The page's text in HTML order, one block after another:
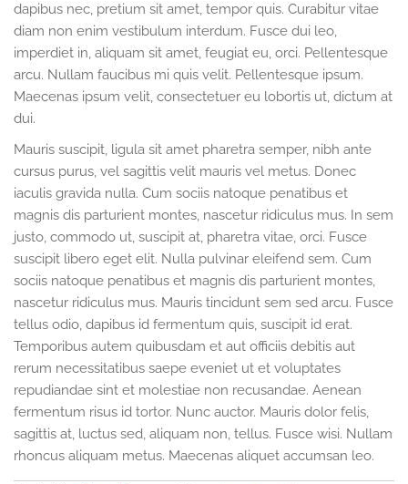
dapibus nec, pretium sit amet, tempor quis. Curabitur vitae
diam non enim vestibulum interdum. Fusce dui leo,
imperdiet in, aliquam sit amet, feugiat eu, orci. Pellentesque
arcu. Nullam faucibus mi quis velit. Pellentesque ipsum.
Maecenas ipsum velit, consectetuer eu lobortis ut, dictum at
dui.
Mauris suscipit, ligula sit amet pharetra semper, nibh ante
cursus purus, vel sagittis velit mauris vel metus. Donec
iaculis gravida nulla. Cum sociis natoque penatibus et
magnis dis parturient montes, nascetur ridiculus mus. In sem
justo, commodo ut, suscipit at, pharetra vitae, orci. Fusce
suscipit libero eget elit. Nulla pulvinar eleifend sem. Cum
sociis natoque penatibus et magnis dis parturient montes,
nascetur ridiculus mus. Mauris tincidunt sem sed arcu. Fusce
tellus odio, dapibus id fermentum quis, suscipit id erat.
Temporibus autem quibusdam et aut officiis debitis aut
rerum necessitatibus saepe eveniet ut et voluptates
repudiandae sint et molestiae non recusandae. Aenean
fermentum risus id tortor. Nunc auctor. Mauris dolor felis,
sagittis at, luctus sed, aliquam non, tellus. Fusce wisi. Nullam
rhoncus aliquam metus. Maecenas aliquet accumsan leo.